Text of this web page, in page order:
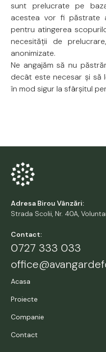
sunt prelucrate pe
acestea vor fi păstrate
pentru atingerea
necesității de
anonimizate.
Ne angajăm să nu
decât este necesar și să
în mod sigur la sfârșitul
Adresa Birou Vânzări:
Strada Scolii, Nr. 40A,
Contact:
0727 333 033
Acasa
Proiecte
Companie
Contact